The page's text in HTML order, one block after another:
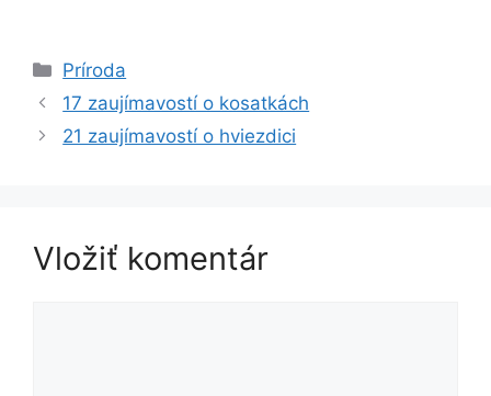
Kategórie
Príroda
17 zaujímavostí o kosatkách
21 zaujímavostí o hviezdici
Vložiť komentár